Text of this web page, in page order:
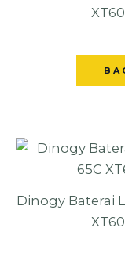
Dinogy Baterai